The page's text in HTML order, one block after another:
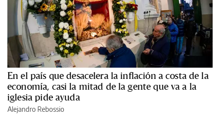
En el país que desacelera la inflación a costa de la
economía, casi la mitad de la gente que va a la
iglesia pide ayuda
Alejandro Rebossio